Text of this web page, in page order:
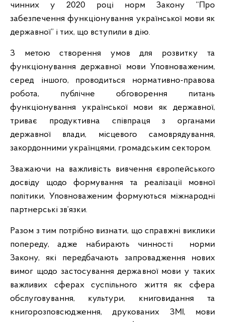
чинних у 2020 році норм Закону “Про
забезпечення функціонування української мови як
державної” і тих, що вступили в дію.
З метою створення умов для розвитку та
функціонування державної мови Уповноваженим,
серед іншого, проводиться нормативно-правова
робота, публічне обговорення питань
функціонування української мови як державної,
триває продуктивна співпраця з органами
державної влади, місцевого самоврядування,
закордонними українцями, громадським сектором.
Зважаючи на важливість вивчення європейського
досвіду щодо формування та реалізації мовної
політики, Уповноваженим формуються міжнародні
партнерські зв’язки.
Разом з тим потрібно визнати, що справжні виклики
попереду, адже набирають чинності норми
Закону, які передбачають запровадження нових
вимог щодо застосування державної мови у таких
важливих сферах суспільного життя як сфера
обслуговування, культури, книговидання та
книгорозповсюдження, друкованих ЗМІ, мови